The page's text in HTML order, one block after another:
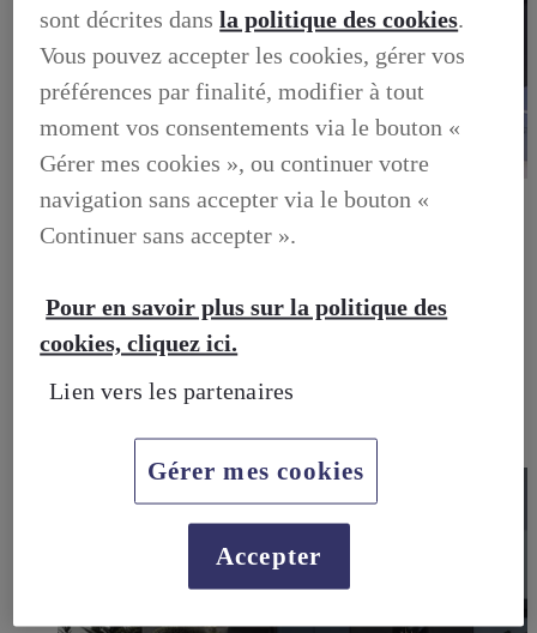
LEXUS PRÉFÉRENCE
DECOUVREZ LES VOITURES D'OCCASION
LABELLISEES LEXUS PREFERENCE
BUSINESS
LES AVANTAGES LEXUS BUSINESS
ELECTRIFIED TESTDRIVE
NOS OFFRES DU MOMENT
L'HYBRIDE POUR LES PROFESSIONNELS
sont décrites dansla politique des cookies.
Vous pouvez accepter les cookies, gérer vos
préférences par finalité, modifier à tout
moment vos consentements via le bouton «
Gérer mes cookies », ou continuer votre
navigation sans accepter via le bouton «
Continuer sans accepter ».
Pour en savoir plus sur la politique des
cookies, cliquez ici.
Lien vers les partenaires
Gérer mes cookies
Accepter